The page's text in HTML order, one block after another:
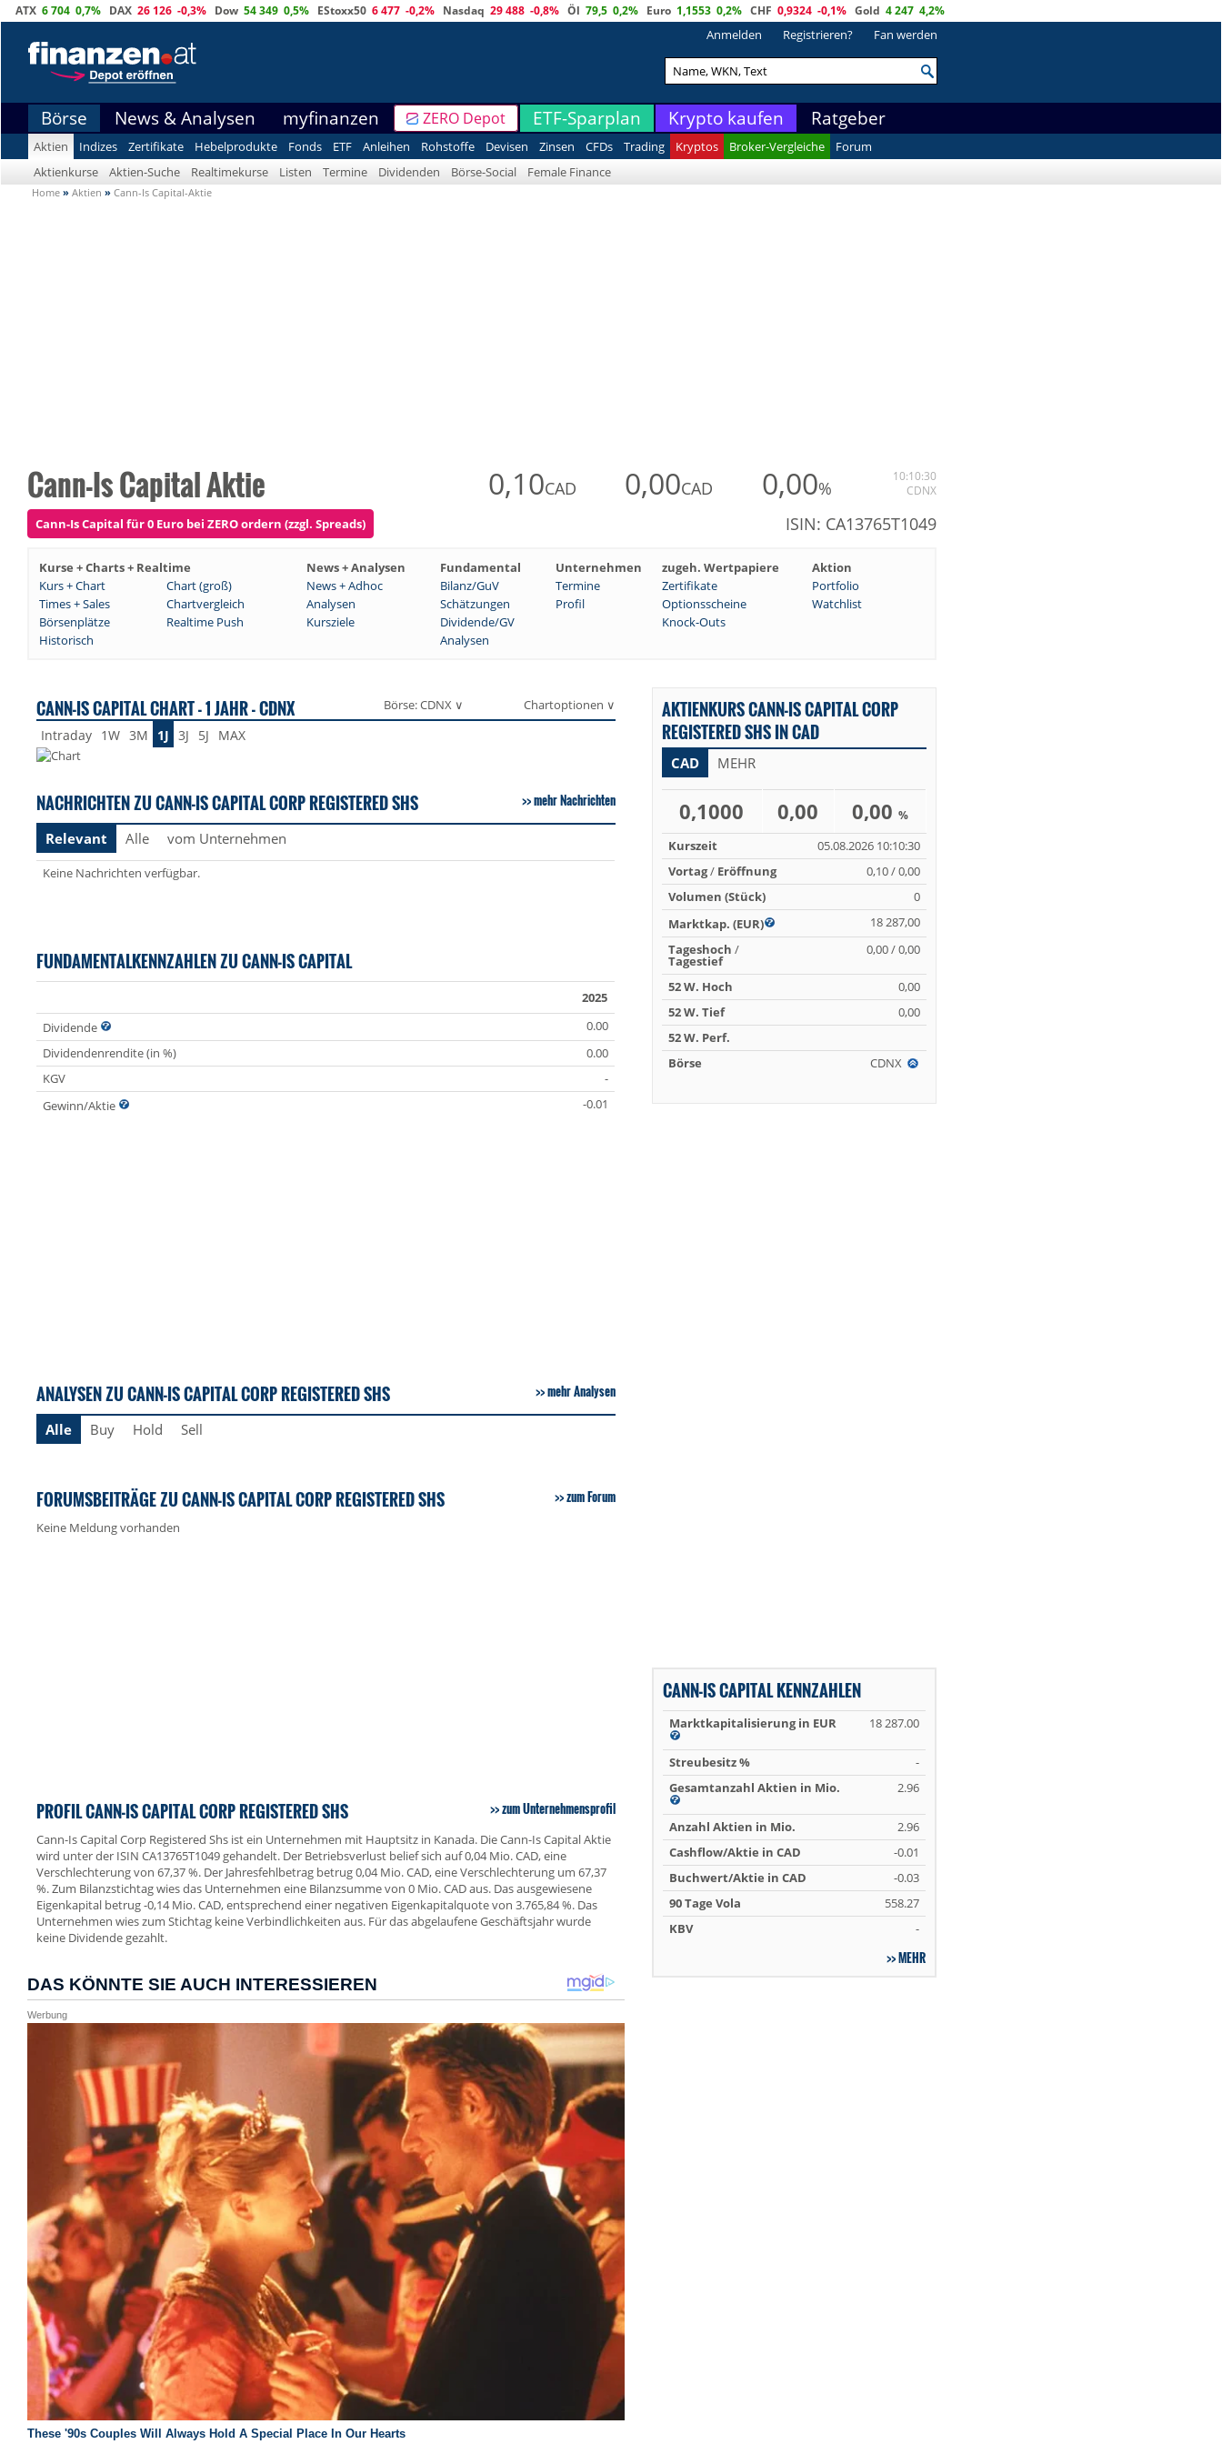
ATX 6 704 0,7% DAX 26 126 -0,3% Dow 54 349 0,5% EStoxx50 6 477 -0,2% Nasdaq 29 488 -0,8% Öl 79,5 0,2% Euro 1,1553 0,2% CHF 0,9324 -0,1% Gold 4 247 4,2%
Anmelden Registrieren? Fan werden
Börse News & Analysen myfinanzen ZERO Depot ETF-Sparplan Krypto kaufen Ratgeber
Aktien Indizes Zertifikate Hebelprodukte Fonds ETF Anleihen Rohstoffe Devisen Zinsen CFDs Trading Kryptos Broker-Vergleiche
Forum
Aktienkurse
Aktien-Suche Realtimekurse Listen Termine Dividenden Börse-Social Female Finance
Home » Aktien » Cann-Is Capital-Aktie
Cann-Is Capital Aktie 0,10CAD 0,00CAD 0,00%
10:10:30
CDNX
Cann-Is Capital für 0 Euro bei ZERO ordern (zzgl. Spreads) ISIN: CA13765T1049
Kurse + Charts + Realtime News + Analysen Fundamental Unternehmen zugeh. Wertpapiere
Aktion
Kurs + Chart
Chart (groß) News + Adhoc Bilanz/GuV Termine Zertifikate
Portfolio
Times + Sales
Chartvergleich Analysen Schätzungen Profil Optionsscheine
Watchlist
Börsenplätze
Realtime Push Kursziele Dividende/GV
Knock-Outs
Historisch
Analysen
CANN-IS CAPITAL CHART - 1 JAHR - CDNX Börse: CDNX ∨ Chartoptionen ∨
Intraday 1W 3M 1J 3J 5J MAX
NACHRICHTEN ZU CANN-IS CAPITAL CORP REGISTERED SHS mehr Nachrichten
Relevant Alle vom Unternehmen
Keine Nachrichten verfügbar.
FUNDAMENTALKENNZAHLEN ZU CANN-IS CAPITAL
2025
Dividende
0.00
Dividendenrendite (in %)
0.00
KGV
-
Gewinn/Aktie
-0.01
ANALYSEN ZU CANN-IS CAPITAL CORP REGISTERED SHS mehr Analysen
Alle Buy Hold Sell
FORUMSBEITRÄGE ZU CANN-IS CAPITAL CORP REGISTERED SHS zum Forum
Keine Meldung vorhanden
PROFIL CANN-IS CAPITAL CORP REGISTERED SHS zum Unternehmensprofil
Cann-Is Capital Corp Registered Shs ist ein Unternehmen mit Hauptsitz in Kanada. Die Cann-Is Capital Aktie
wird unter der ISIN CA13765T1049 gehandelt. Der Betriebsverlust belief sich auf 0,04 Mio. CAD, eine
Verschlechterung von 67,37 %. Der Jahresfehlbetrag betrug 0,04 Mio. CAD, eine Verschlechterung um 67,37
%. Zum Bilanzstichtag wies das Unternehmen eine Bilanzsumme von 0 Mio. CAD aus. Das ausgewiesene
Eigenkapital betrug -0,14 Mio. CAD, entsprechend einer negativen Eigenkapitalquote von 3.765,84 %. Das
Unternehmen wies zum Stichtag keine Verbindlichkeiten aus. Für das abgelaufene Geschäftsjahr wurde
keine Dividende gezahlt.
AKTIENKURS CANN-IS CAPITAL CORP
REGISTERED SHS IN CAD
CAD MEHR
0,1000 0,00 0,00 %
Kurszeit
05.08.2026 10:10:30
Vortag/ Eröffnung
0,10 / 0,00
Volumen (Stück)
0
Marktkap. (EUR)
18 287,00
Tageshoch /
Tagestief
0,00 / 0,00
52 W. Hoch
0,00
52 W. Tief
0,00
52 W. Perf.
Börse
CDNX
CANN-IS CAPITAL KENNZAHLEN
Marktkapitalisierung in EUR 18 287.00
Streubesitz %
-
Gesamtanzahl Aktien in Mio.
2.96
Anzahl Aktien in Mio.
2.96
Cashflow/Aktie in CAD
-0.01
Buchwert/Aktie in CAD
-0.03
90 Tage Vola
558.27
KBV
-
MEHR